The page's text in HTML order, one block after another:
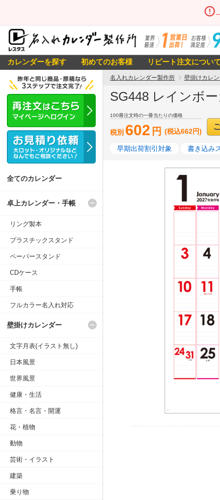
カレンダーを探す 初めてのお客様 リピート注文につい
名入れカレンダー製作所 壁掛けカレ
SG448 レインボ
100冊注文時の一冊当たりの価格
税別 602 円 (税込662円)
早期出荷割引対象 書き込み
全てのカレンダー
卓上カレンダー・手帳
リング製本
プラスチックスタンド
ペーパースタンド
CDケース
手帳
フルカラー名入れ対応
壁掛けカレンダー
文字月表(イラスト無し)
日本風景
世界風景
健康・生活
格言・名言・開運
花・植物
動物
芸術・イラスト
建築
乗り物